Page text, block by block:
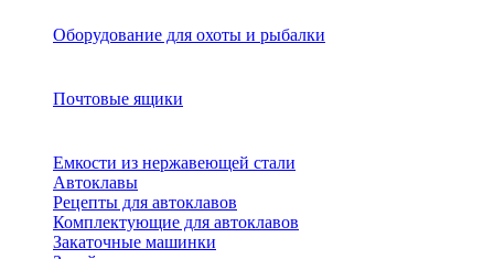
Оборудование для охоты и рыбалки
Почтовые ящики
Емкости из нержавеющей стали
Автоклавы
Рецепты для автоклавов
Комплектующие для автоклавов
Закаточные машинки